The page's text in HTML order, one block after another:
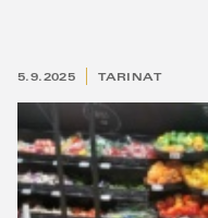
5.9.2025 TARINAT